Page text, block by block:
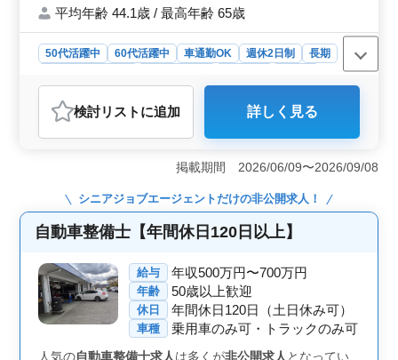
平均年齢 44.1歳 / 最高年齢 65歳
50代活躍中 60代活躍中 車通勤OK 週休2日制
長期
自動車整備士
おすすめポイント
＜安定した給与と福利厚生＞ この求人では、年収450万
円〜650万円と、経験やスキルに応じた高い給与が期待で
きます。賞与制度もあり、頑張りがしっかりと評価され
る環境です。また、雇用保険、労災保険、健康保険、厚
生年金といった充実した福利厚生が整っており、育児休
業や介護休業、看護休暇の取得実績もあるため、ライフ
ステージに応じた柔軟な働き方が可能です。さらに、通
勤手当も上限月額20,000円まで支給されるため、交通費
の負担が軽減される点も魅力です。 ＜経験を活かし
た中高年世代の活躍＞ この求人は、3級自動車整備士以
上の資格と整備士としての経験があれば、年齢や学歴を
問わず応募が可能です。特に、中高年のベテランメカニ
検討リスト に追加 詳しく見る
掲載期間 2026/06/09〜2026/09/08
シニアジョブエージェントだけの非公開求人！
自動車整備士【年間休日120日以上】
給与 年収500万円〜700万円
年齢 50歳以上歓迎
休日 年間休日120日（土日休み可）
車種 乗用車のみ可・トラックのみ可
人気の自動車整備士求人は多くが非公開求人 となってい